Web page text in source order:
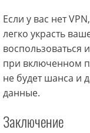
Если у вас нет
легко украсть
воспользоваться
при включенном
не будет шанса и
данные.
Заключение